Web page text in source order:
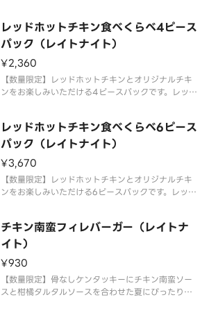
レッドホットチキン食べくらべ4ピース
パック（レイトナイト）
¥2,360
【数量限定】レッドホットチキンとオリジナルチキ
ンをお楽しみいただける4ピースパックです。レッド
わせは、写真と異なる場合がございます。 ※商品の
特性上、チキンの部位
レッドホットチキン食べくらべ6ピース
パック（レイトナイト）
¥3,670
【数量限定】レッドホットチキンとオリジナルチキ
ンをお楽しみいただける6ピースパックです。レッド
わせは、写真と異なる場合がございます。 ※商品の
特性上、チキンの部位
チキン南蛮フィレバーガー（レイトナ
イト）
¥930
【数量限定】骨なしケンタッキーにチキン南蛮ソー
スと柑橘タルタルソースを合わせた夏にぴったりな